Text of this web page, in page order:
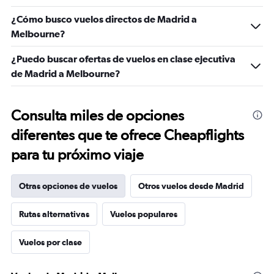
¿Cómo busco vuelos directos de Madrid a
Melbourne?
¿Puedo buscar ofertas de vuelos en clase ejecutiva
de Madrid a Melbourne?
Consulta miles de opciones
diferentes que te ofrece Cheapflights
para tu próximo viaje
Otras opciones de vuelos Otros vuelos desde Madrid
Rutas alternativas Vuelos populares
Vuelos por clase